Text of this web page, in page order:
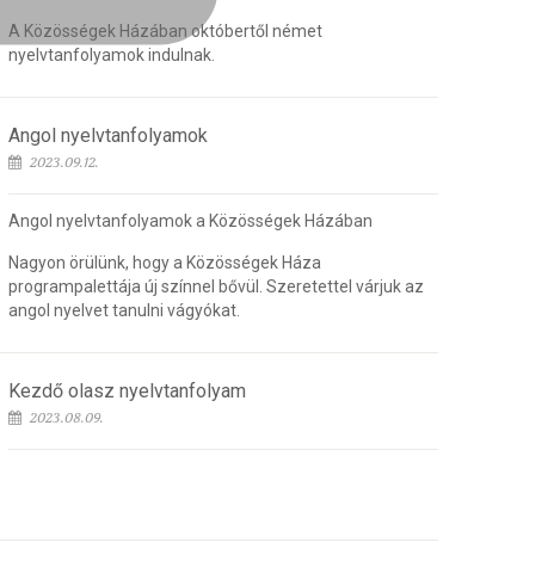
A Közösségek Házában októbertől német
nyelvtanfolyamok indulnak.
Angol nyelvtanfolyamok
2023.09.12.
Angol nyelvtanfolyamok a Közösségek Házában
Nagyon örülünk, hogy a Közösségek Háza
programpalettája új színnel bővül. Szeretettel várjuk az
angol nyelvet tanulni vágyókat.
Kezdő olasz nyelvtanfolyam
2023.08.09.